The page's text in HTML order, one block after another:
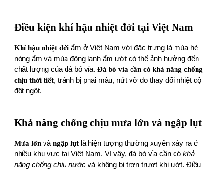
Điều kiện khí hậu nhiệt đới tại Việt Nam
Khí hậu nhiệt đới ẩm ở Việt Nam với đặc trưng là mùa hè
nóng ẩm và mùa đông lạnh ẩm ướt có thể ảnh hưởng đến
chất lượng của đá bó vỉa.Đá bó vỉa cần có khả năng chống
chịu thời tiết, tránh bị phai màu, nứt vỡ do thay đổi nhiệt độ
đột ngột.
Khả năng chống chịu mưa lớn và ngập lụt
Mưa lớn vàngập lụt là hiện tượng thường xuyên xảy ra ở
nhiều khu vực tại Việt Nam. Vì vậy, đá bó vỉa cần cókhả
năng chống chịu nước và không bị trơn trượt khi ướt. Điều